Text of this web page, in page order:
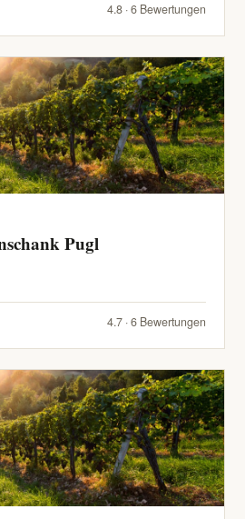
4.8 · 6 Bewertungen
Pugl
4.7 · 6 Bewertungen